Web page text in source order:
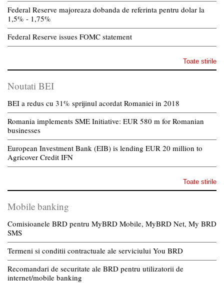
Federal Reserve majoreaza dobanda de referinta pentru dolar la
1,5% - 1,75%
Federal Reserve issues FOMC statement
Toate stirile
Noutati BEI
BEI a redus cu 31% sprijinul acordat Romaniei in 2018
Romania implements SME Initiative: EUR 580 m for Romanian
businesses
European Investment Bank (EIB) is lending EUR 20 million to
Agricover Credit IFN
Toate stirile
Mobile banking
Comisioanele BRD pentru MyBRD Mobile, MyBRD Net, My BRD
SMS
Termeni si conditii contractuale ale serviciului You BRD
Recomandari de securitate ale BRD pentru utilizatorii de
internet/mobile banking